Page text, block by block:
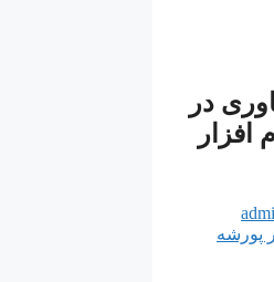
در
افزار